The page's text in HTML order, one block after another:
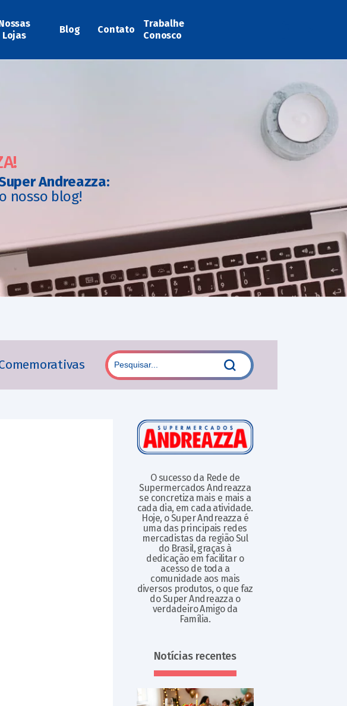
Lojas
Blog Contato
Trabalhe
Conosco
Andreazza:
nosso blog!
O sucesso da Rede de
Supermercados Andreazza
se concretiza mais e mais a
cada dia, em cada atividade.
Hoje, o Super Andreazza é
uma das principais redes
mercadistas da região Sul
do Brasil, graças à
dedicação em facilitar o
acesso de toda a
comunidade aos mais
diversos produtos, o que faz
do Super Andreazza o
verdadeiro Amigo da
Família.
Notícias recentes